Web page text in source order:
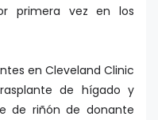
primera vez en los
en Cleveland Clinic
de hígado y
de riñón de donante